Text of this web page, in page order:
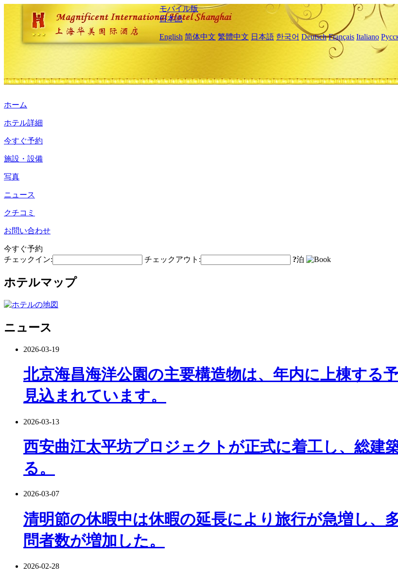
モバイル版
日本語
English 简体中文 繁體中文 日本語 한국어 Deutsch Français Italiano
ホーム
ホテル詳細
今すぐ予約
施設・設備
写真
ニュース
クチコミ
お問い合わせ
今すぐ予約
チェックイン:
チェックアウト: ?泊
ホテルマップ
ニュース
2026-03-19
北京海昌海洋公園の主要構造物は、年内に上棟する
見込まれています。
2026-03-13
西安曲江太平坊プロジェクトが正式に着工し、総建
る。
2026-03-07
清明節の休暇中は休暇の延長により旅行が急増し、
問者数が増加した。
2026-02-28